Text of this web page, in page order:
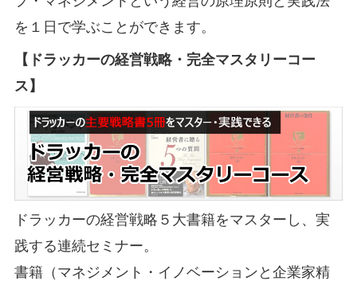
を１日で学ぶことができます。
【ドラッカーの経営戦略・完全マスタリーコー
ス】
ドラッカーの経営戦略５大書籍をマスターし、実
践する連続セミナー。
書籍（マネジメント・イノベーションと企業家精